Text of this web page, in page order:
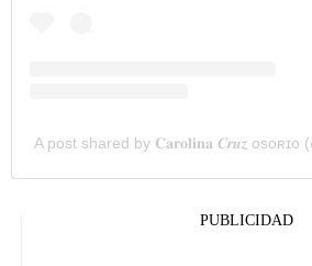
A post shared by 𝐂𝐚𝐫𝐨𝐥𝐢𝐧𝐚 𝑪𝒓𝒖𝒛
PUBLICIDAD